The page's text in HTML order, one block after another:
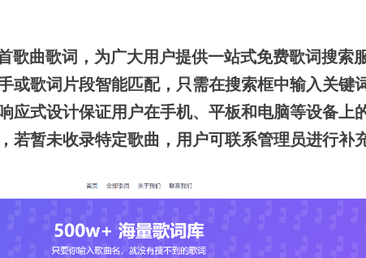
曲歌词，为广大用户提供一站式免费歌词搜索服
或歌词片段智能匹配，只需在搜索框中输入关键
应式设计保证用户在手机、平板和电脑等设备上
若暂未收录特定歌曲，用户可联系管理员进行补充